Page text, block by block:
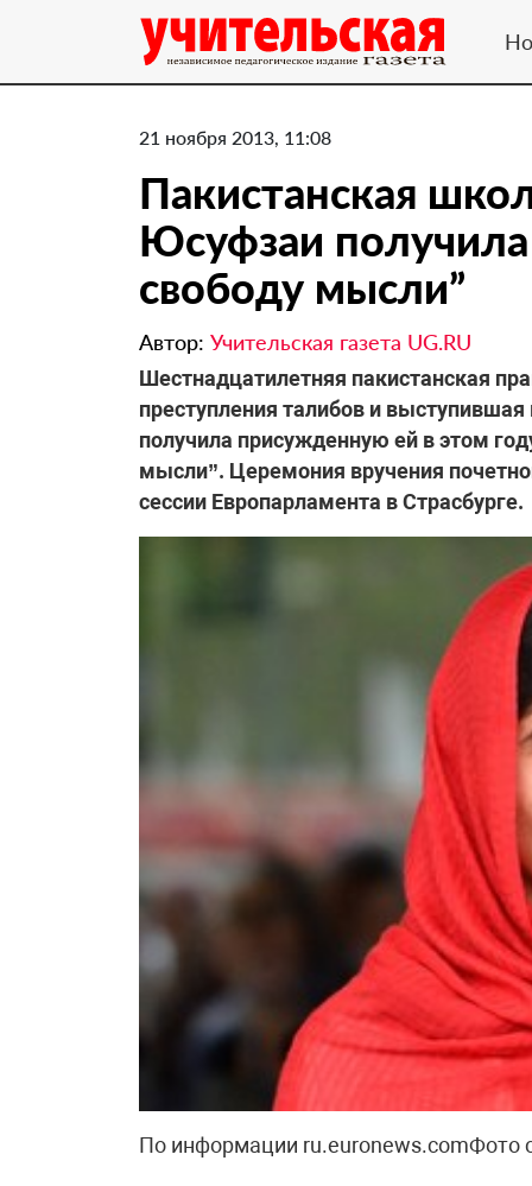
21 ноября 2013, 11:08
Пакистанская
Юсуфзаи
свободу мысли”
Автор: Учительская газета UG.RU
Шестнадцатилетняя пакистанская
преступления талибов и
получила присужденную ей в этом
мысли”. Церемония вручения
сессии Европарламента в Страсбурге.
По информации ru.euronews.comФото